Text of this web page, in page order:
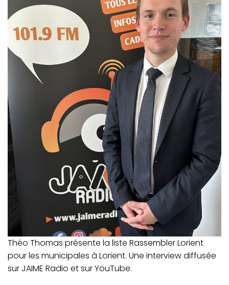
Théo Thomas présente la liste Rassembler Lorient
pour les municipales à Lorient. Une interview diffusée
sur JAIME Radio et sur YouTube.